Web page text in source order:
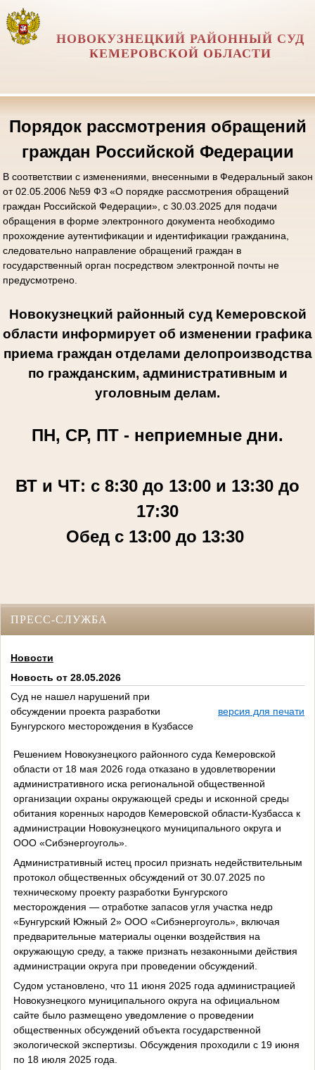
НОВОКУЗНЕЦКИЙ РАЙОННЫЙ СУД
КЕМЕРОВСКОЙ ОБЛАСТИ
Порядок рассмотрения обращений
граждан Российской Федерации
В соответствии с изменениями, внесенными в Федеральный закон
от 02.05.2006 №59 ФЗ «О порядке рассмотрения обращений
граждан Российской Федерации», с 30.03.2025 для подачи
обращения в форме электронного документа необходимо
прохождение аутентификации и идентификации гражданина,
следовательно направление обращений граждан в
государственный орган посредством электронной почты не
предусмотрено.
Новокузнецкий районный суд Кемеровской
области информирует об изменении графика
приема граждан отделами делопроизводства
по гражданским, административным и
уголовным делам.
ПН, СР, ПТ - неприемные дни.
ВТ и ЧТ: с 8:30 до 13:00 и 13:30 до
17:30
Обед с 13:00 до 13:30
ПРЕСС-СЛУЖБА
Новости
Новость от 28.05.2026
Суд не нашел нарушений при
обсуждении проекта разработки
Бунгурского месторождения в Кузбассе
версия для печати
Решением Новокузнецкого районного суда Кемеровской
области от 18 мая 2026 года отказано в удовлетворении
административного иска региональной общественной
организации охраны окружающей среды и исконной среды
обитания коренных народов Кемеровской области-Кузбасса к
администрации Новокузнецкого муниципального округа и
ООО «Сибэнергоуголь».
Административный истец просил признать недействительным
протокол общественных обсуждений от 30.07.2025 по
техническому проекту разработки Бунгурского
месторождения — отработке запасов угля участка недр
«Бунгурский Южный 2» ООО «Сибэнергоуголь», включая
предварительные материалы оценки воздействия на
окружающую среду, а также признать незаконными действия
администрации округа при проведении обсуждений.
Судом установлено, что 11 июня 2025 года администрацией
Новокузнецкого муниципального округа на официальном
сайте было размещено уведомление о проведении
общественных обсуждений объекта государственной
экологической экспертизы. Обсуждения проходили с 19 июня
по 18 июля 2025 года.